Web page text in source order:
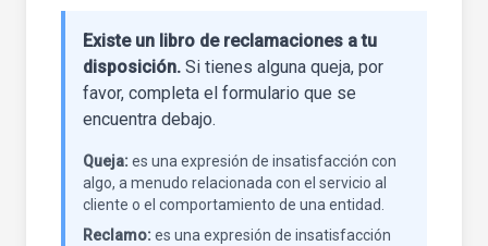
Existe un libro de reclamaciones a tu
disposición. Si tienes alguna queja, por
favor, completa el formulario que se
encuentra debajo.
Queja:es una expresión de insatisfacción con
algo, a menudo relacionada con el servicio al
cliente o el comportamiento de una entidad.
Reclamo:es una expresión de insatisfacción